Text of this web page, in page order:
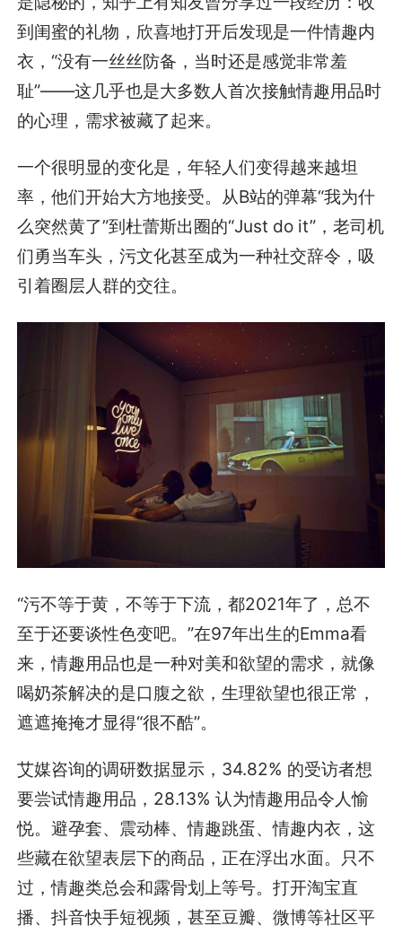
到闺蜜的礼物，欣喜地打开后发现是一件情趣内
衣，“没有一丝丝防备，当时还是感觉非常羞
耻”——这几乎也是大多数人首次接触情趣用品时
的心理，需求被藏了起来。
一个很明显的变化是，年轻人们变得越来越坦
率，他们开始大方地接受。从B站的弹幕“我为什
么突然黄了”到杜蕾斯出圈的“Just do it”，老司机
们勇当车头，污文化甚至成为一种社交辞令，吸
引着圈层人群的交往。
“污不等于黄，不等于下流，都2021年了，总不
至于还要谈性色变吧。”在97年出生的Emma看
来，情趣用品也是一种对美和欲望的需求，就像
喝奶茶解决的是口腹之欲，生理欲望也很正常，
遮遮掩掩才显得“很不酷”。
艾媒咨询的调研数据显示，34.82% 的受访者想
要尝试情趣用品，28.13% 认为情趣用品令人愉
悦。避孕套、震动棒、情趣跳蛋、情趣内衣，这
些藏在欲望表层下的商品，正在浮出水面。只不
过，情趣类总会和露骨划上等号。打开淘宝直
播、抖音快手短视频，甚至豆瓣、微博等社区平